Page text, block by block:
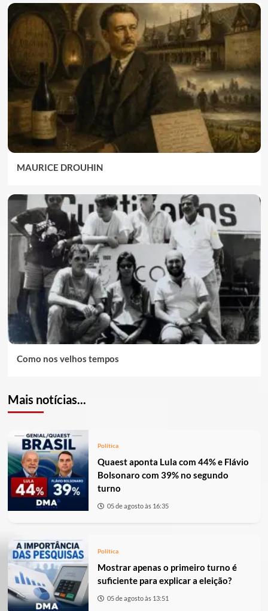
MAURICE DROUHIN
Como nos velhos tempos
Mais notícias...
Política
Quaest aponta Lula com 44% e Flávio
Bolsonaro com 39% no segundo
turno
05 de agosto às 16:35
Política
Mostrar apenas o primeiro turno é
suficiente para explicar a eleição?
05 de agosto às 13:51